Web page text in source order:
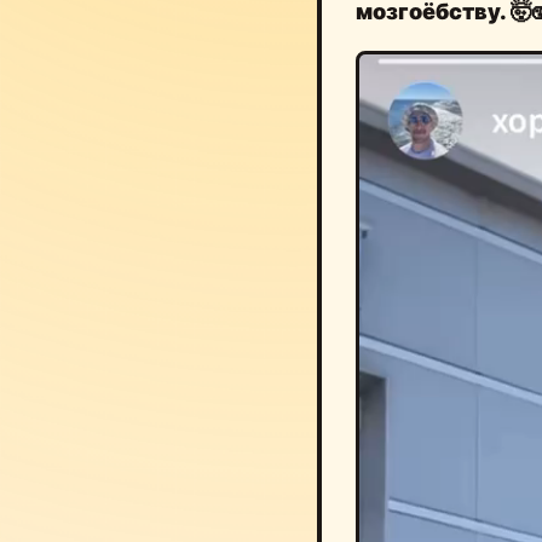
мозгоёбству.